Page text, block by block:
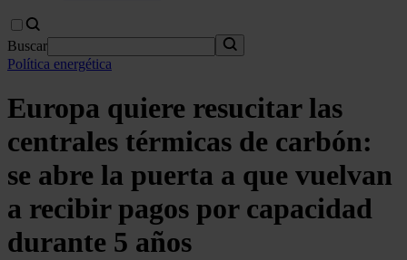
Buscar
Política energética
Europa quiere resucitar las
centrales térmicas de carbón:
se abre la puerta a que vuelvan
a recibir pagos por capacidad
durante 5 años